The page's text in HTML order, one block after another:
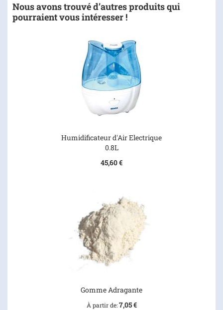
Nous avons trouvé d’autres produits qui
pourraient vous intéresser !
Humidificateur d'Air Electrique
0.8L
45,60 €
Gomme Adragante
À partir de 7,05 €